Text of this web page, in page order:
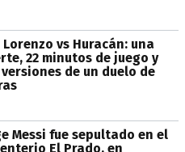
Lorenzo vs Huracán: una
22 minutos de juego y
de un duelo de
Messi fue sepultado en el
El Prado, en